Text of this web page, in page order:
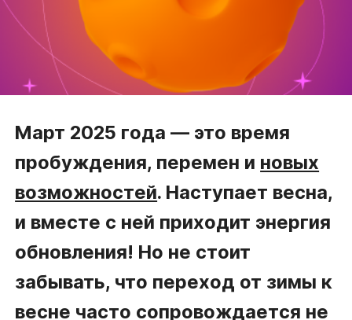
Март 2025 года — это время
пробуждения, перемен и новых
возможностей. Наступает весна,
и вместе с ней приходит энергия
обновления! Но не стоит
забывать, что переход от зимы к
весне часто сопровождается не